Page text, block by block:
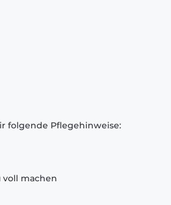
folgende Pflegehinweise:
voll machen